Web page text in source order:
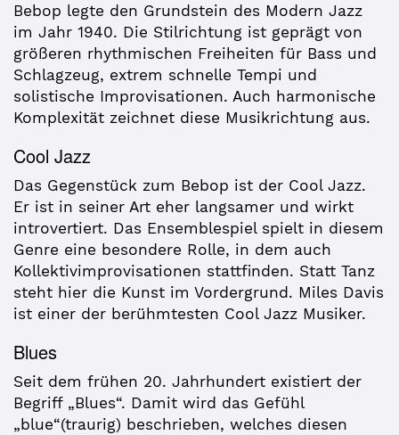
Bebop legte den Grundstein des Modern Jazz
im Jahr 1940. Die Stilrichtung ist geprägt von
größeren rhythmischen Freiheiten für Bass und
Schlagzeug, extrem schnelle Tempi und
solistische Improvisationen. Auch harmonische
Komplexität zeichnet diese Musikrichtung aus.
Cool Jazz
Das Gegenstück zum Bebop ist der Cool Jazz.
Er ist in seiner Art eher langsamer und wirkt
introvertiert. Das Ensemblespiel spielt in diesem
Genre eine besondere Rolle, in dem auch
Kollektivimprovisationen stattfinden. Statt Tanz
steht hier die Kunst im Vordergrund. Miles Davis
ist einer der berühmtesten Cool Jazz Musiker.
Blues
Seit dem frühen 20. Jahrhundert existiert der
Begriff „Blues“. Damit wird das Gefühl
„blue“(traurig) beschrieben, welches diesen